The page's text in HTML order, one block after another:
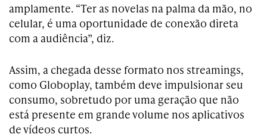
amplamente. “Ter as novelas na palma da mão, no
celular, é uma oportunidade de conexão direta
com a audiência”, diz.
Assim, a chegada desse formato nos streamings,
como Globoplay, também deve impulsionar seu
consumo, sobretudo por uma geração que não
está presente em grande volume nos aplicativos
de vídeos curtos.